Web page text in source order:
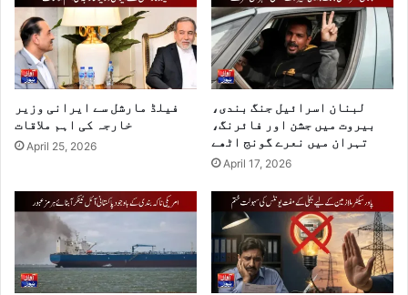
فیلڈ مارشل سے ایرانی وزیر
خارجہ کی اہم ملاقات
April 25, 2026
لبنان اسرائیل جنگ بندی،
بیروت میں جشن اور فائرنگ،
تہران میں نعرے گونج اٹھے
April 17, 2026